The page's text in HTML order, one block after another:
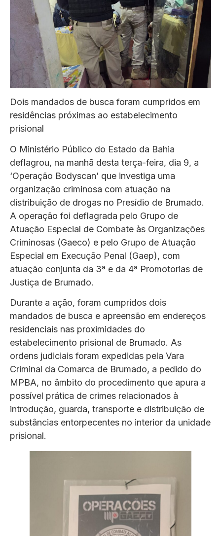
Dois mandados de busca foram cumpridos em
residências próximas ao estabelecimento
prisional
O Ministério Público do Estado da Bahia
deflagrou, na manhã desta terça-feira, dia 9, a
‘Operação Bodyscan’ que investiga uma
organização criminosa com atuação na
distribuição de drogas no Presídio de Brumado.
A operação foi deflagrada pelo Grupo de
Atuação Especial de Combate às Organizações
Criminosas (Gaeco) e pelo Grupo de Atuação
Especial em Execução Penal (Gaep), com
atuação conjunta da 3ª e da 4ª Promotorias de
Justiça de Brumado.
Durante a ação, foram cumpridos dois
mandados de busca e apreensão em endereços
residenciais nas proximidades do
estabelecimento prisional de Brumado. As
ordens judiciais foram expedidas pela Vara
Criminal da Comarca de Brumado, a pedido do
MPBA, no âmbito do procedimento que apura a
possível prática de crimes relacionados à
introdução, guarda, transporte e distribuição de
substâncias entorpecentes no interior da unidade
prisional.